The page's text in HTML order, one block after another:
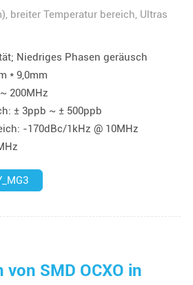
breiter Temperatur bereich, Ultras
Niedriges Phasen geräusch
* 9,0mm
200MHz
± 3ppb ~ ± 500ppb
-170dBc/1kHz @ 10MHz
SMD OCXO in